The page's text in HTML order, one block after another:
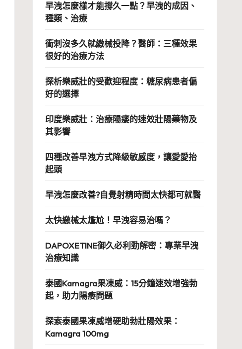
早洩怎麼樣才能撐久一點？早洩的成因、
種類、治療
衝刺沒多久就繳械投降？醫師：三種效果
很好的治療方法
探析樂威壯的受歡迎程度：糖尿病患者偏
好的選擇
印度樂威壯：治療陽痿的速效壯陽藥物及
其影響
四種改善早洩方式降級敏感度，讓愛愛抬
起頭
早洩怎麼改善?自覺射精時間太快都可就醫
太快繳械太尷尬！早洩容易治嗎？
DAPOXETINE御久必利勁解密：專業早洩
治療知識
泰國Kamagra果凍威：15分鐘速效增強勃
起，助力陽痿問題
探索泰國果凍威增硬助勃壯陽效果：
Kamagra 100mg